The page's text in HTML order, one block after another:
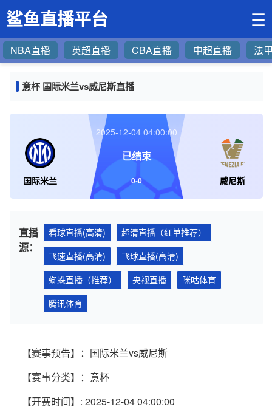
鲨鱼直播平台 ☰
NBA直播 英超直播 CBA直播 中超直播 法
意杯 国际米兰vs威尼斯直播
国际米兰 威尼斯
2025-12-04 04:00:00
已结束
0-0
直播
源：
看球直播(高清)
超清直播（红单推荐）
飞速直播(高清)
飞球直播(高清)
蜘蛛直播（推荐）
央视直播
咪咕体育
腾讯体育
【赛事预告】：国际米兰vs威尼斯
【赛事分类】：意杯
【开赛时间】: 2025-12-04 04:00:00